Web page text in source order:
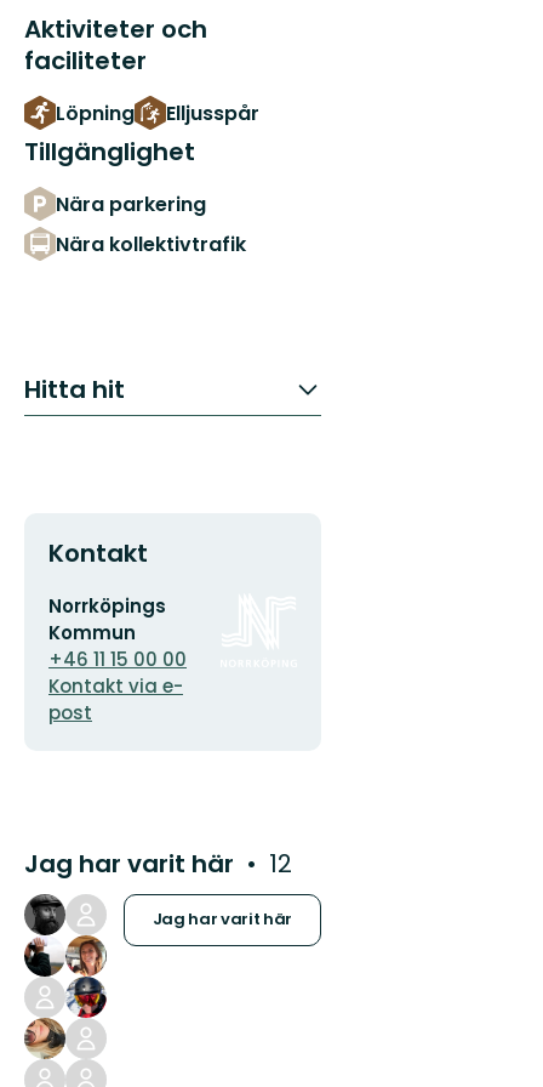
Aktiviteter och
faciliteter
Löpning Elljusspår
Tillgänglighet
Nära parkering
Nära kollektivtrafik
Hitta hit
Kontakt
E-
postadress
Norrköpings
Kommun
+46 11 15 00 00
Kontakt via e-
post
Jag har varit här 12
Jag har varit här